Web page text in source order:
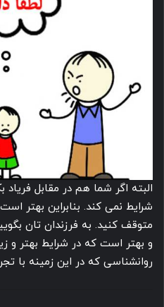
البته اگر شما هم در مقابل
شرایط نمی کند. بنابراین بهتر
متوقف کنید. به فرزندان تان
و بهتر است که در شرایط بهتر و
روانشناسی که در این زمینه با